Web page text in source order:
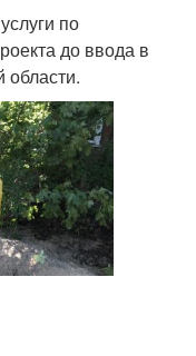
по
до ввода в
области.